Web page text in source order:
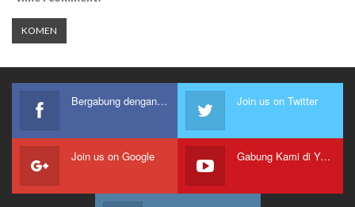
Bergabung dengan kami Join us on Twitter
Join us on Google Gabung Kami di Youtube